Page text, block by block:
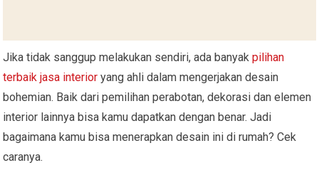
Jika tidak sanggup melakukan sendiri, ada banyakpilihan
terbaik jasa interior yang ahli dalam mengerjakan desain
bohemian. Baik dari pemilihan perabotan, dekorasi dan elemen
interior lainnya bisa kamu dapatkan dengan benar. Jadi
bagaimana kamu bisa menerapkan desain ini di rumah? Cek
caranya.